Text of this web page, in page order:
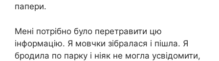
папери.
Мені потрібно було перетpaвити цю
інформацію. Я мовчки зібралася і пішла. Я
бродила по парку і ніяк не могла усвідомити,